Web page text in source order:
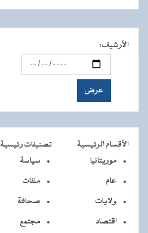
الأرشيف:
الأقسام الرئيسية تصنيفات رئيسية
موريتانيا
عام
ولايات
اقتصاد
سياسة
ملفات
صحافة
مجتمع